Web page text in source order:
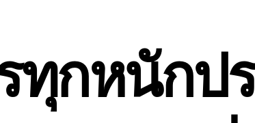
ทุกหนักป